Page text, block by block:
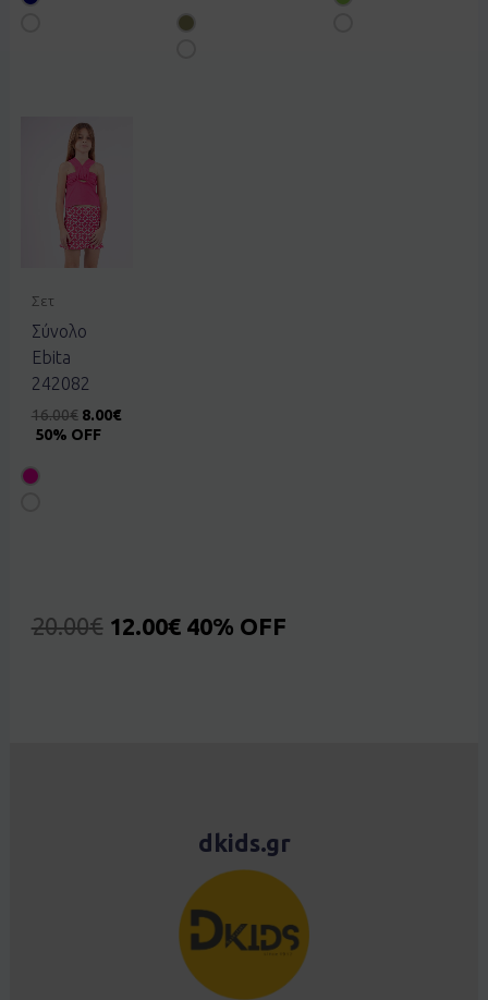
Σετ
Σύνολο
Ebita
242082
16.00€ 8.00€
50% OFF
20.00€ 12.00€ 40% OFF
dkids.gr